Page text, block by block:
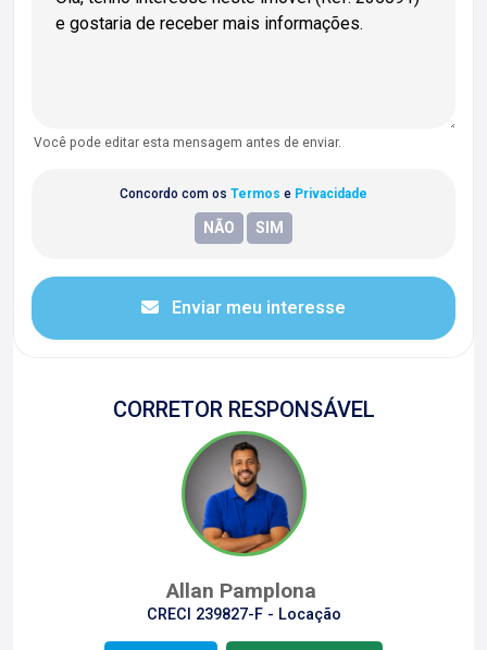
Você pode editar esta mensagem antes de enviar.
Concordo com os Termos e Privacidade
Enviar meu interesse
CORRETOR RESPONSÁVEL
Allan Pamplona
CRECI 239827-F - Locação